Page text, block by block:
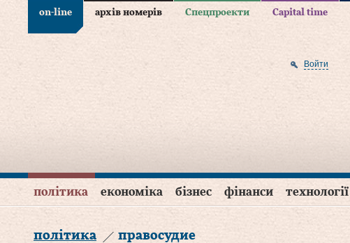
on-line архів номерів Спецпроекти Capital time
Войти
політика економіка бізнес фінанси технології
політика правосудие